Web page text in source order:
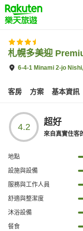
to
top
page
札幌多美迎
6-4-1 Minami 2-jo
客房 方案 基本資訊
4.2 超好
來自真實住客
地點
設施與設備
服務與工作人員
舒適與整潔度
沐浴設備
餐食